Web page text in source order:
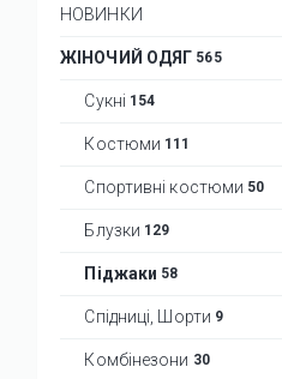
НОВИНКИ
ЖІНОЧИЙ ОДЯГ 565
Сукні 154
Костюми 111
Спортивні костюми 50
Блузки 129
Піджаки 58
Спідниці, Шорти 9
Комбінезони 30